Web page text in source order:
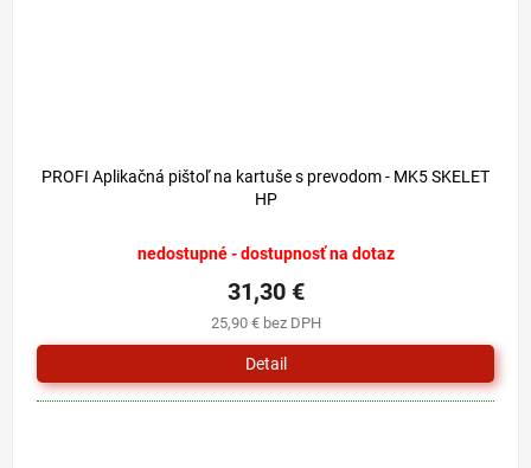
PROFI Aplikačná pištoľ na kartuše s prevodom - MK5 SKELET
HP
nedostupné - dostupnosť na dotaz
25,90 € bez DPH
31,30 €
Detail